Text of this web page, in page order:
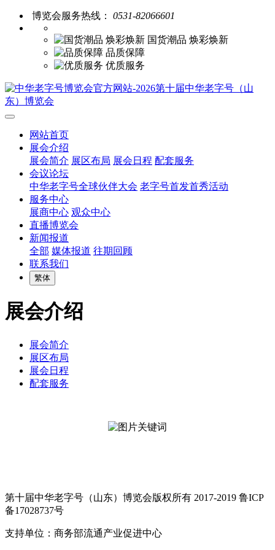
博览会服务热线： 0531-82066601
国货潮品 焕彩焕新
品质保障
优质服务
网站首页
展会介绍
展会简介 展区布局 展会日程 配套服务
会议论坛
中华老字号全球伙伴大会 老字号首发首秀活动
服务中心
展商中心 观众中心
直播博览会
新闻报道
全部 媒体报道 往期回顾
联系我们
繁体
展会介绍
展会简介
展区布局
展会日程
配套服务
第十届中华老字号（山东）博览会版权所有 2017-2019 鲁ICP
备17028737号
支持单位：商务部流通产业促进中心